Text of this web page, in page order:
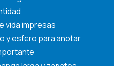
vida impresas
y esfero para anotar